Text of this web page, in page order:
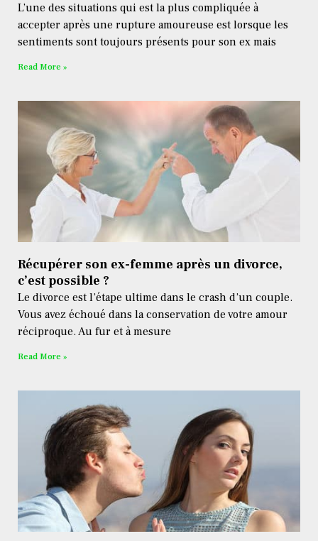
L’une des situations qui est la plus compliquée à
accepter après une rupture amoureuse est lorsque les
sentiments sont toujours présents pour son ex mais
Read More »
Récupérer son ex-femme après un divorce,
c’est possible ?
Le divorce est l’étape ultime dans le crash d’un couple.
Vous avez échoué dans la conservation de votre amour
réciproque. Au fur et à mesure
Read More »